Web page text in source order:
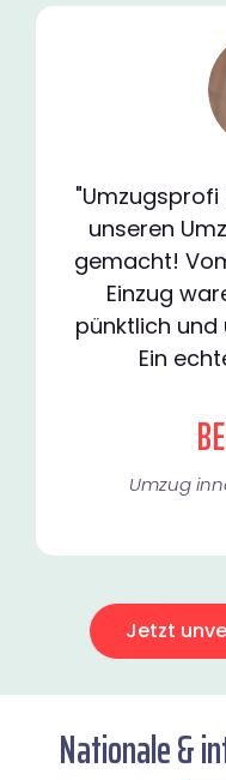
"Umzugsprofi
unseren
gemacht!
Einzug
pünktlich
Ein
Umzug
Jetzt
Nationale &